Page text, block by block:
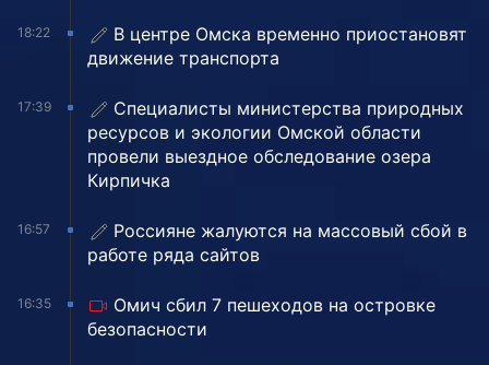
18:22
В центре Омска временно приостановят
движение транспорта
17:39
Специалисты министерства природных
ресурсов и экологии Омской области
провели выездное обследование озера
Кирпичка
16:57
Россияне жалуются на массовый сбой в
работе ряда сайтов
16:35
Омич сбил 7 пешеходов на островке
безопасности